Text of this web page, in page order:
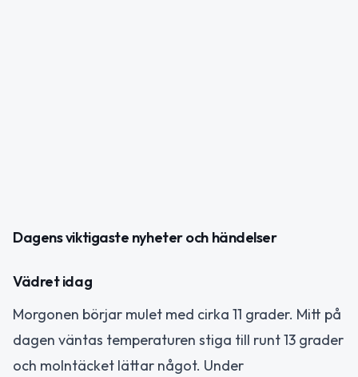
Dagens viktigaste nyheter och händelser
Vädret idag
Morgonen börjar mulet med cirka 11 grader. Mitt på
dagen väntas temperaturen stiga till runt 13 grader
och molntäcket lättar något. Under